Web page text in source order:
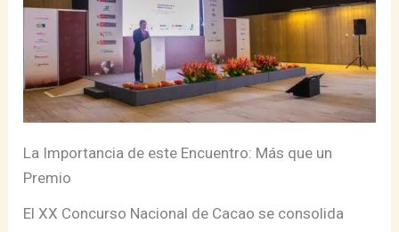
La Importancia de este Encuentro: Más que un
Premio
El XX Concurso Nacional de Cacao se consolida